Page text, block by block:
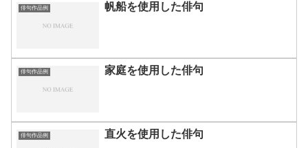
俳句作品例 帆船を使用した俳句
俳句作品例 家庭を使用した俳句
俳句作品例 直火を使用した俳句